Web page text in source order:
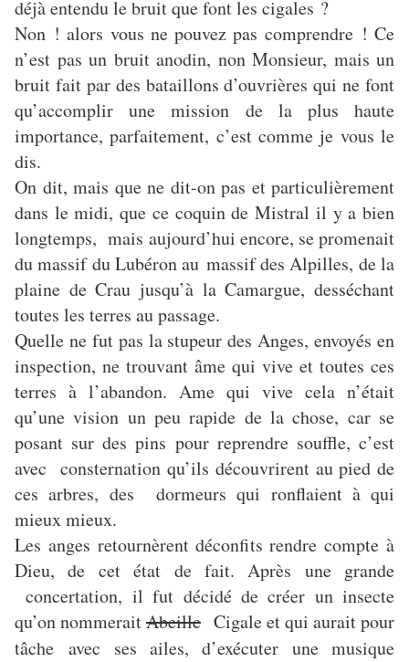
déjà entendu le bruit que font les cigales ?
Non ! alors vous ne pouvez pas comprendre ! Ce
n’est pas un bruit anodin, non Monsieur, mais un
bruit fait par des bataillons d’ouvrières qui ne font
qu’accomplir une mission de la plus haute
importance, parfaitement, c’est comme je vous le
dis.
On dit, mais que ne dit-on pas et particulièrement
dans le midi, que ce coquin de Mistral il y a bien
longtemps, mais aujourd’hui encore, se promenait
du massif du Lubéron au massif des Alpilles, de la
plaine de Crau jusqu’à la Camargue, desséchant
toutes les terres au passage.
Quelle ne fut pas la stupeur des Anges, envoyés en
inspection, ne trouvant âme qui vive et toutes ces
terres à l’abandon. Ame qui vive cela n’était
qu’une vision un peu rapide de la chose, car se
posant sur des pins pour reprendre souffle, c’est
avec consternation qu’ils découvrirent au pied de
ces arbres, des dormeurs qui ronflaient à qui
mieux mieux.
Les anges retournèrent déconfits rendre compte à
Dieu, de cet état de fait. Après une grande
concertation, il fut décidé de créer un insecte
qu’on nommeraitAbeille Cigale et qui aurait pour
tâcheavec ses ailes, d’exécuter une musique